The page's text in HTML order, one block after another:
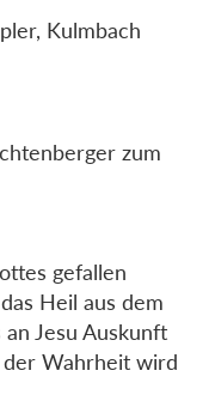
Kulmbach
zum
gefallen
Heil aus dem
Jesu Auskunft
Wahrheit wird